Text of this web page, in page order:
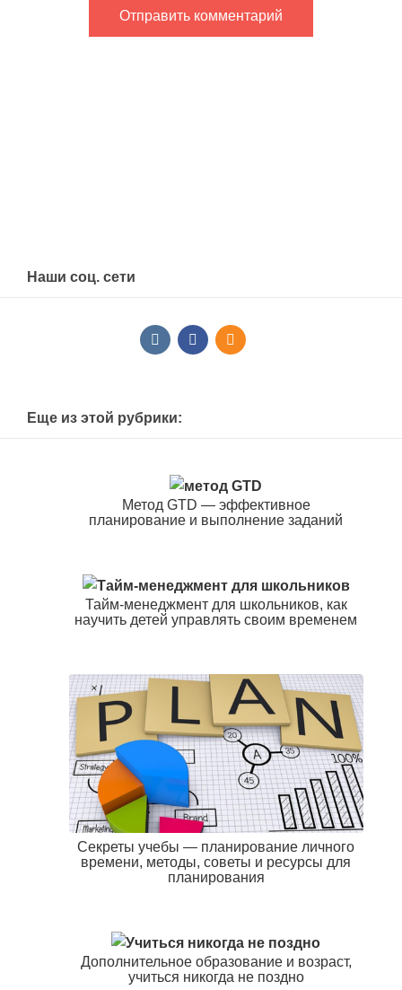
Наши соц. сети
Еще из этой рубрики:
Метод GTD — эффективное
планирование и выполнение заданий
Тайм-менеджмент для школьников, как
научить детей управлять своим временем
Секреты учебы — планирование личного
времени, методы, советы и ресурсы для
планирования
Дополнительное образование и возраст,
учиться никогда не поздно